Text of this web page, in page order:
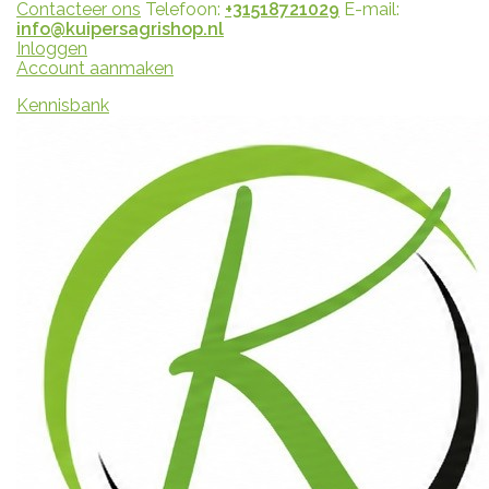
Contacteer ons Telefoon: +31518721029 E-mail:
info@kuipersagrishop.nl
Inloggen
Account aanmaken
Kennisbank